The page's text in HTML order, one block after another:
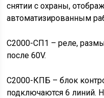
снятии с охраны,
автоматизированным
С2000-СП1 – реле,
после 60V.
С2000-КПБ – блок
подключаются 6 линий.